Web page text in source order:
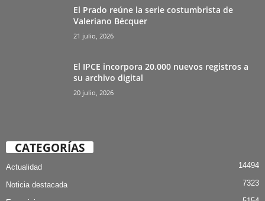
El Prado reúne la serie costumbrista de
Valeriano Bécquer
21 julio, 2026
El IPCE incorpora 20.000 nuevos registros a
su archivo digital
20 julio, 2026
CATEGORÍAS
Actualidad 14494
Noticia destacada 7323